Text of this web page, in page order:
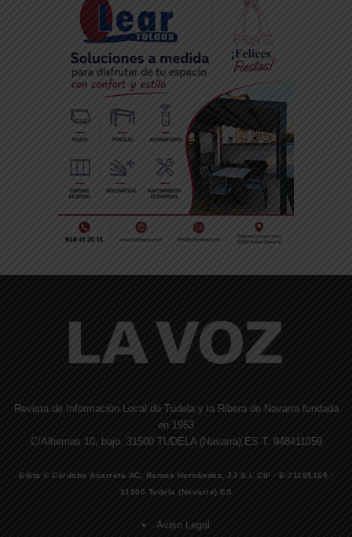
Revista de Información Local de Tudela y la Ribera de Navarra fundada
en 1953
C/Alhemas 10, bajo. 31500 TUDELA (Navarra) ES T. 948411059
Edita © Córdoba Acarreta AC, Ramos Hernández, JJ S.I. CIF · E-71185169 ·
31500 Tudela (Navarra) ES
Aviso Legal